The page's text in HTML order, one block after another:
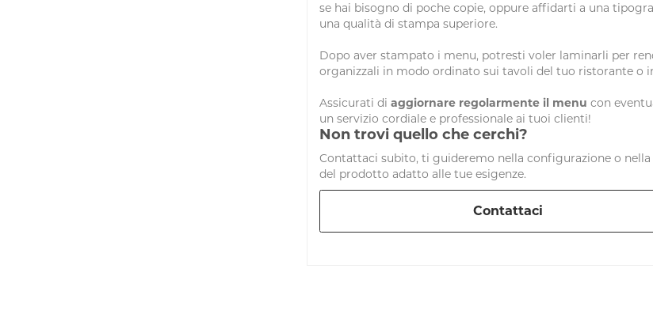
se hai bisogno di poche copie, oppure affidarti a una
una qualità di stampa superiore.
Dopo aver stampato i menu, potresti voler laminarli per
organizzali in modo ordinato sui tavoli del tuo ristorante o
Assicurati di aggiornare regolarmente il menu con
un servizio cordiale e professionale ai tuoi clienti!
Non trovi quello che cerchi?
Contattaci subito, ti guideremo nella configurazione o nella
del prodotto adatto alle tue esigenze.
Contattaci